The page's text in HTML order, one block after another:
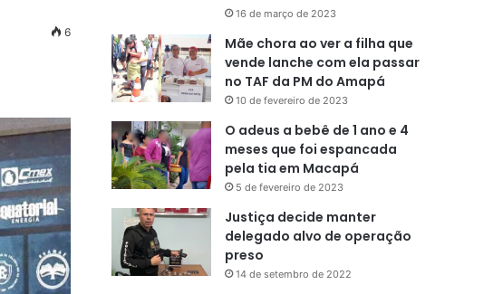
6
16 de março de 2023
Mãe chora ao ver a filha que
vende lanche com ela passar
no TAF da PM do Amapá
10 de fevereiro de 2023
O adeus a bebê de 1 ano e 4
meses que foi espancada
pela tia em Macapá
5 de fevereiro de 2023
Justiça decide manter
delegado alvo de operação
preso
14 de setembro de 2022